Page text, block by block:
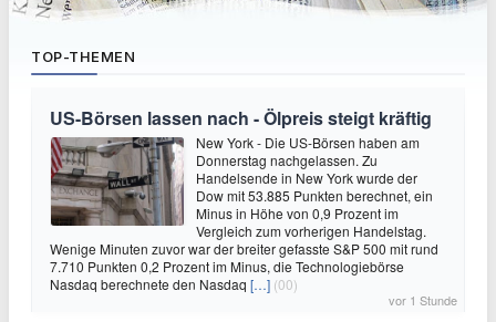
TOP-THEMEN
US-Börsen lassen nach - Ölpreis steigt kräftig
New York - Die US-Börsen haben am
Donnerstag nachgelassen. Zu
Handelsende in New York wurde der
Dow mit 53.885 Punkten berechnet, ein
Minus in Höhe von 0,9 Prozent im
Vergleich zum vorherigen Handelstag.
Wenige Minuten zuvor war der breiter gefasste S&P 500 mit rund
7.710 Punkten 0,2 Prozent im Minus, die Technologiebörse
Nasdaq berechnete den Nasdaq […] (00)
vor 1 Stunde